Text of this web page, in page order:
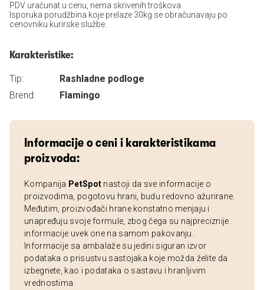
PDV uračunat u cenu, nema skrivenih troškova.
Isporuka porudžbina koje prelaze 30kg se obračunavaju po
cenovniku kurirske službe.
Karakteristike:
Tip:
Rashladne podloge
Brend:
Flamingo
Informacije o ceni i karakteristikama
proizvoda:
Kompanija PetSpot nastoji da sve informacije o
proizvodima, pogotovu hrani, budu redovno ažurirane.
Međutim, proizvođači hrane konstatno menjaju i
unapređuju svoje formule, zbog čega su najpreciznije
informacije uvek one na samom pakovanju.
Informacije sa ambalaže su jedini siguran izvor
podataka o prisustvu sastojaka koje možda želite da
izbegnete, kao i podataka o sastavu i hranljivim
vrednostima.